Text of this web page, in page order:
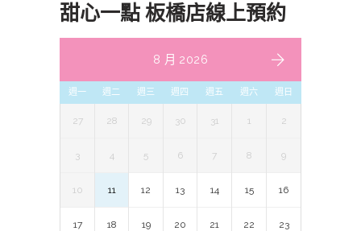
甜心一點 板橋店線上預約
8 月 2026
週一 週二 週三 週四 週五 週六 週日
27 28 29 30 31 1 2
3 4 5 6 7 8 9
10 11 12 13 14 15 16
17 18 19 20 21 22 23